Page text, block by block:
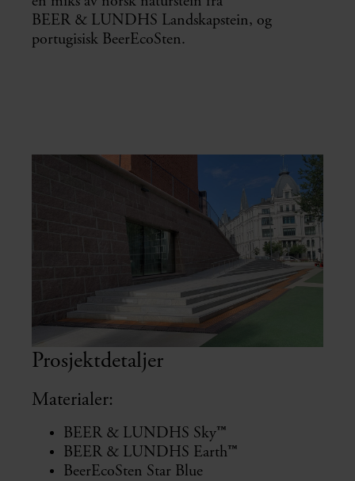
BEER & LUNDHS Landskapstein, og
portugisisk BeerEcoSten.
Prosjektdetaljer
Materialer:
BEER & LUNDHS Sky™
BEER & LUNDHS Earth™
BeerEcoSten Star Blue